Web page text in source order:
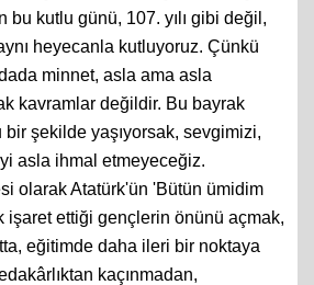
bu kutlu günü, 107. yılı gibi değil,
heyecanla kutluyoruz. Çünkü
minnet, asla ama asla
kavramlar değildir. Bu bayrak
bir şekilde yaşıyorsak, sevgimizi,
asla ihmal etmeyeceğiz.
olarak Atatürk'ün 'Bütün ümidim
işaret ettiği gençlerin önünü açmak,
eğitimde daha ileri bir noktaya
kaçınmadan,